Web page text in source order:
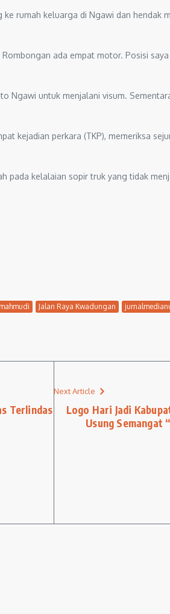
rumah keluarga di Ngawi dan hendak
ada empat motor. Posisi
Ngawi untuk menjalani visum.
kejadian perkara (TKP), memeriksa
pada kelalaian sopir truk yang tidak
Jalan Raya Kwadungan
Terlindas
Next Article
Logo Hari Jadi
Usung Semangat